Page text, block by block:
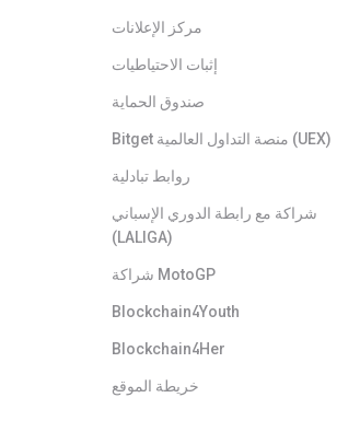
مركز الإعلانات
إثبات الاحتياطيات
صندوق الحماية
Bitget منصة التداول العالمية (UEX)
روابط تبادلية
شراكة مع رابطة الدوري الإسباني
(LALIGA)
شراكة MotoGP
Blockchain4Youth
Blockchain4Her
خريطة الموقع